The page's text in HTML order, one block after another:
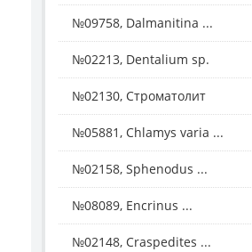
№09758, Dalmanitina ...
№02213, Dentalium sp.
№02130, Строматолит
№05881, Chlamys varia ...
№02158, Sphenodus ...
№08089, Encrinus ...
№02148, Craspedites ...